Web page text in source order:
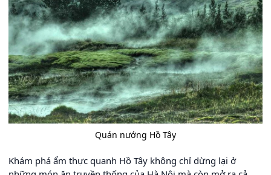
Quán nướng Hồ Tây
Khám phá ẩm thực quanh Hồ Tây không chỉ dừng lại ở